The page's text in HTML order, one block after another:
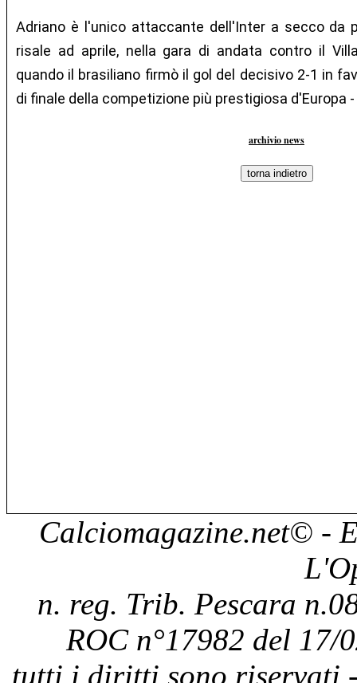
Adriano è l'unico attaccante dell'Inter a secco da
risale ad aprile, nella gara di andata contro il
quando il brasiliano firmò il gol del decisivo 2-1 in
di finale della competizione più prestigiosa d'Europa
archivio news
Calciomagazine.net© -
n. reg. Trib. Pescara
ROC n°17982 del 17/
tutti i diritti sono riservati